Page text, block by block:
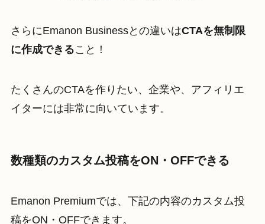
さらにEmanon Businessとの違いはCTAを無制限
に作成できること！
たくさんのCTAを作りたい、企業や、アフィリエ
イターには非常に向いています。
数種類のカスタム投稿をON・OFFできる
Emanon Premiumでは、下記の内容のカスタム投
稿をON・OFFできます。